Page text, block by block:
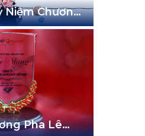
Niệm Chương
Pha Lê